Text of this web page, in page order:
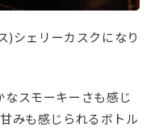
)シェリーカスクになり
スモーキーさも感じ
みも感じられるボトル